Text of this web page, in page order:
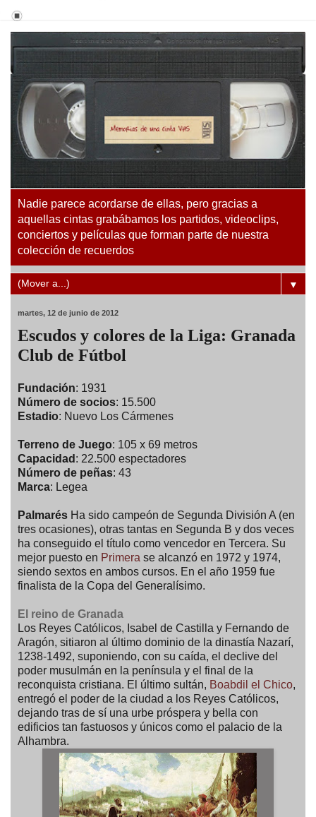
Nadie parece acordarse de ellas, pero gracias a
aquellas cintas grabábamos los partidos, videoclips,
conciertos y películas que forman parte de nuestra
colección de recuerdos
▼
martes, 12 de junio de 2012
Escudos y colores de la Liga: Granada
Club de Fútbol
Fundación: 1931
Número de socios: 15.500
Estadio: Nuevo Los Cármenes
Terreno de Juego: 105 x 69 metros
Capacidad : 22.500 espectadores
Número de peñas: 43
Marca: Legea
Palmarés Ha sido campeón de Segunda División A (en
tres ocasiones), otras tantas en Segunda B y dos veces
ha conseguido el título como vencedor en Tercera. Su
mejor puesto en Primera se alcanzó en 1972 y 1974,
siendo sextos en ambos cursos. En el año 1959 fue
finalista de la Copa del Generalísimo.
El reino de Granada
Los Reyes Católicos, Isabel de Castilla y Fernando de
Aragón, sitiaron al último dominio de la dinastía Nazarí,
1238-1492, suponiendo, con su caída, el declive del
poder musulmán en la península y el final de la
reconquista cristiana. El último sultán, Boabdil el Chico,
entregó el poder de la ciudad a los Reyes Católicos,
dejando tras de sí una urbe próspera y bella con
edificios tan fastuosos y únicos como el palacio de la
Alhambra.